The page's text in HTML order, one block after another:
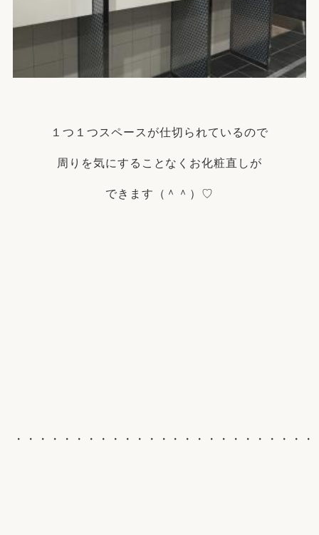
１つ１つスペースが仕切られているので
周りを気にすることなくお化粧直しが
できます（＾＾）♡
・・・・・・・・・・・・・・・・・・・・・・・・